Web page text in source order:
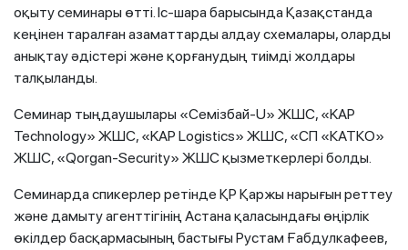
оқыту семинары өтті. Іс-шара барысында Қазақстанда
кеңінен таралған азаматтарды алдау схемалары, оларды
анықтау әдістері және қорғанудың тиімді жолдары
талқыланды.
Семинар тыңдаушылары «Семізбай-U» ЖШС, «KAP
Technology» ЖШС, «KAP Logistics» ЖШС, «СП «КАТКО»
ЖШС, «Qorgan-Security» ЖШС қызметкерлері болды.
Семинарда спикерлер ретінде ҚР Қаржы нарығын реттеу
және дамыту агенттігінің Астана қаласындағы өңірлік
өкілдер басқармасының бастығы Рустам Ғабдулкафеев,